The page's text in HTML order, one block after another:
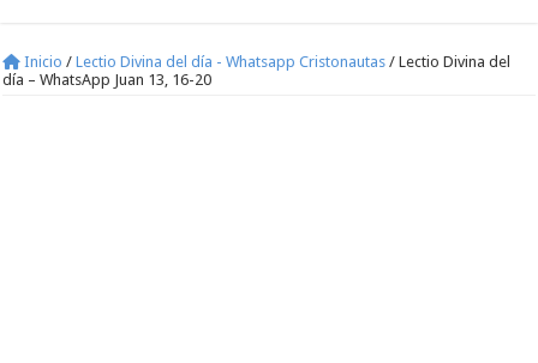
Inicio / Lectio Divina del día - Whatsapp Cristonautas / Lectio Divina del
día – WhatsApp Juan 13, 16-20